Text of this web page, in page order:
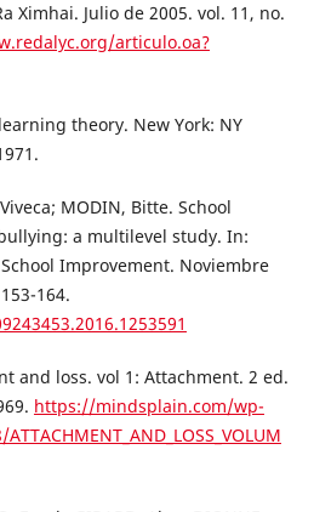
Ximhai. Julio de 2005. vol. 11, no.
articulo.oa?
theory. New York: NY
MODIN, Bitte. School
a multilevel study. In:
Improvement. Noviembre
164.
and loss. vol 1: Attachment. 2 ed.
https://mindsplain.com/wp-